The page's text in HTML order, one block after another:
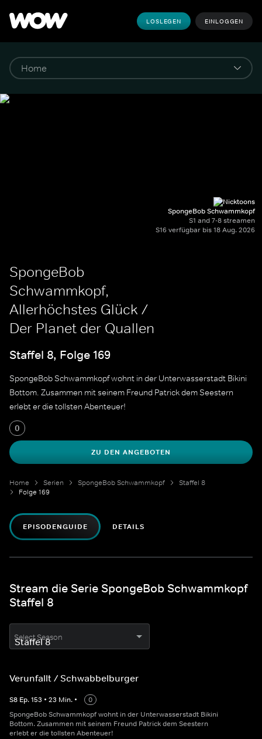
LOSLEGEN EINLOGGEN
SpongeBob Schwammkopf
S1 and 7-8 streamen
S16 verfügbar bis 18 Aug. 2026
SpongeBob
Schwammkopf,
Allerhöchstes Glück /
Der Planet der Quallen
Staffel 8, Folge 169
SpongeBob Schwammkopf wohnt in der Unterwasserstadt Bikini
Bottom. Zusammen mit seinem Freund Patrick dem Seestern
erlebt er die tollsten Abenteuer!
0
ZU DEN ANGEBOTEN
Home Serien SpongeBob Schwammkopf
Staffel 8
Folge 169
EPISODENGUIDE DETAILS
Stream die Serie SpongeBob Schwammkopf
Staffel 8
Select Season
Verunfallt / Schwabbelburger
S8 Ep.153 • 23 Min. •
0
SpongeBob Schwammkopf wohnt in der Unterwasserstadt Bikini
Bottom. Zusammen mit seinem Freund Patrick dem Seestern
erlebt er die tollsten Abenteuer!